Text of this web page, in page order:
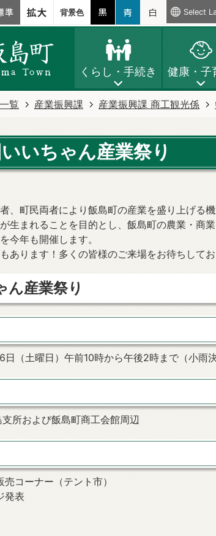
背景色 Select
くらし・手続き 健康・子
覧 産業振興課 産業振興課 商工観光係
いちゃん産業祭り
、町民両者により飯島町の産業を盛り上げる
生まれることを目的とし、飯島町の農業・商
今年も開催します。
あります！多くの皆様のご来場をお待ちしてお
ん産業祭り
日（土曜日）午前10時から午後2時まで（小雨
所および飯島町商工会館周辺
売コーナー（テント市）
発表